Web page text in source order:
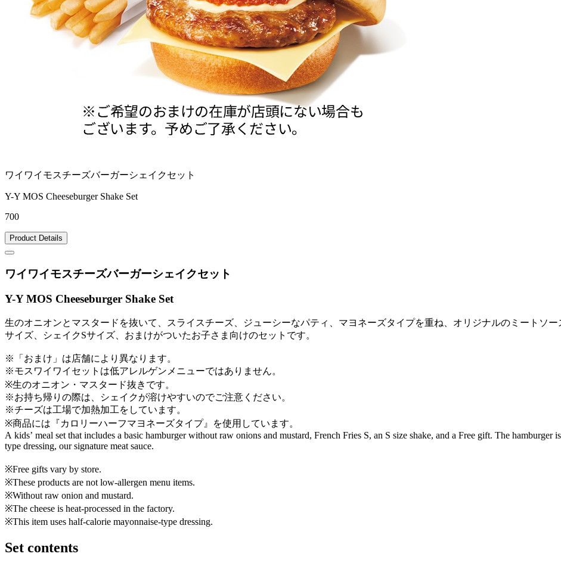
ワイワイモスチーズバーガーシェイクセット
Y-Y MOS Cheeseburger Shake Set
700
Product Details
ワイワイモスチーズバーガーシェイクセット
Y-Y MOS Cheeseburger Shake Set
生のオニオンとマスタードを抜いて、スライスチーズ、ジューシーなパティ、マヨネーズタイプを重ね、オリジナルのミートソ
サイズ、シェイクSサイズ、おまけがついたお子さま向けのセットです。
※「おまけ」は店舗により異なります。
※モスワイワイセットは低アレルゲンメニューではありません。
※生のオニオン・マスタード抜きです。
※お持ち帰りの際は、シェイクが溶けやすいのでご注意ください。
※チーズは工場で加熱加工をしています。
※商品には『カロリーハーフマヨネーズタイプ』を使用しています。
A kids’ meal set that includes a basic hamburger without raw onions and mustard, French Fries S, an S size shake, and a Free gift. The
type dressing, our signature meat sauce.
※Free gifts vary by store.
※These products are not low-allergen menu items.
※Without raw onion and mustard.
※The cheese is heat-processed in the factory.
※This item uses half-calorie mayonnaise-type dressing.
Set contents